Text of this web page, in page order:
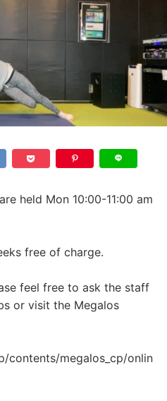
held Mon 10:00-11:00 am
free of charge.
feel free to ask the staff
or visit the Megalos
contents/megalos_cp/onlin